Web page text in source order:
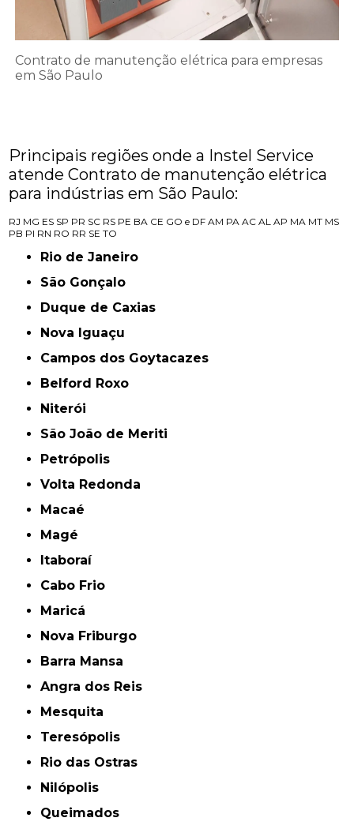
Contrato de manutenção elétrica para empresas
em São Paulo
Principais regiões onde a Instel Service
atende Contrato de manutenção elétrica
para indústrias em São Paulo:
RJ MG ES SP PR SC RS PE BA CE GO e DF AM PA AC AL AP MA MT MS
PB PI RN RO RR SE TO
Rio de Janeiro
São Gonçalo
Duque de Caxias
Nova Iguaçu
Campos dos Goytacazes
Belford Roxo
Niterói
São João de Meriti
Petrópolis
Volta Redonda
Macaé
Magé
Itaboraí
Cabo Frio
Maricá
Nova Friburgo
Barra Mansa
Angra dos Reis
Mesquita
Teresópolis
Rio das Ostras
Nilópolis
Queimados